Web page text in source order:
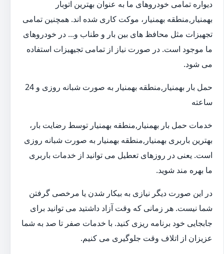
دیواره تمامی خودروهای ما به عنوان بهترین اتوبار
بهمنیار,منطقه بهمنیار، موکت کاری شده اند. همچنین تمامی
تجهیزات مثل محافظ های بین بار و طناب و... در خودروهای
ما موجود است. در صورت نیاز از تمامی تجیهیزات استفاده
می شود.
حمل بار بهمنیار,منطقه بهمنیار به صورت شبانه روزی و 24
ساعته
خدمات حمل بار بهمنیار,منطقه بهمنیار توسط رضایت بار،
بهترین باربری بهمنیار,منطقه بهمنیار به صورت شبانه روزی
است. یعنی در روزهای تعطیل می توانید از خدمات باربری
ما بهره مند شوید.
در این صورت دیگر نیازی به بیکار شدن یا مرخصی گرفتن
شما نیست. هر زمانی که وقت آزاد داشتید می توانید برای
جابجایی خود برنامه ریزی کنید. با خدمات صفر تا صد به شما
عزیزان از اتلاف وقت جلوگیری می کنیم.